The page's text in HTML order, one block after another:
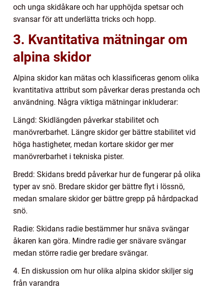
och unga skidåkare och har upphöjda spetsar och
svansar för att underlätta tricks och hopp.
3. Kvantitativa mätningar om
alpina skidor
Alpina skidor kan mätas och klassificeras genom olika
kvantitativa attribut som påverkar deras prestanda och
användning. Några viktiga mätningar inkluderar:
Längd: Skidlängden påverkar stabilitet och
manövrerbarhet. Längre skidor ger bättre stabilitet vid
höga hastigheter, medan kortare skidor ger mer
manövrerbarhet i tekniska pister.
Bredd: Skidans bredd påverkar hur de fungerar på olika
typer av snö. Bredare skidor ger bättre flyt i lössnö,
medan smalare skidor ger bättre grepp på hårdpackad
snö.
Radie: Skidans radie bestämmer hur snäva svängar
åkaren kan göra. Mindre radie ger snävare svängar
medan större radie ger bredare svängar.
4. En diskussion om hur olika alpina skidor skiljer sig
från varandra